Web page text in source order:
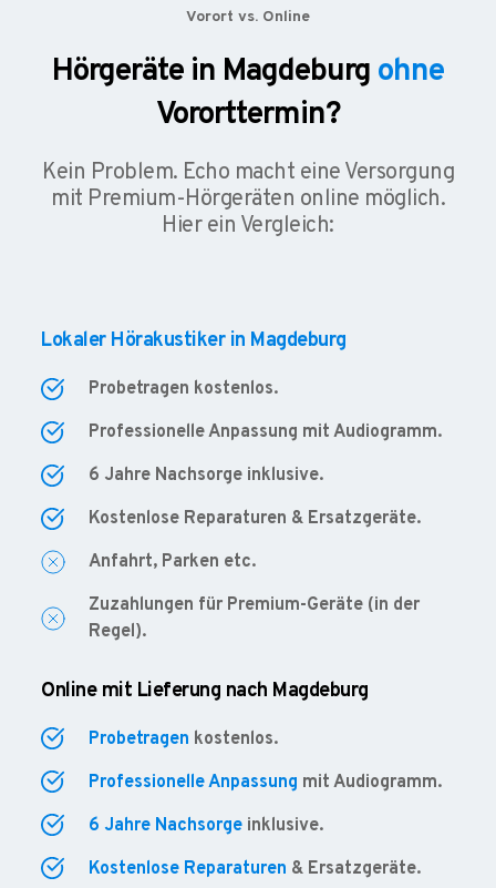
Vorort vs. Online
Hörgeräte in Magdeburg ohne
Vororttermin?
Kein Problem. Echo macht eine Versorgung
mit Premium-Hörgeräten online möglich.
Hier ein Vergleich:
Lokaler Hörakustiker in Magdeburg
Probetragen kostenlos.
Professionelle Anpassung mit Audiogramm.
6 Jahre Nachsorge inklusive.
Kostenlose Reparaturen & Ersatzgeräte.
Anfahrt, Parken etc.
Zuzahlungen für Premium-Geräte (in der
Regel).
Online mit Lieferung nach Magdeburg
Probetragen kostenlos.
Professionelle Anpassung mit Audiogramm.
6 Jahre Nachsorgeinklusive.
Kostenlose Reparaturen & Ersatzgeräte.